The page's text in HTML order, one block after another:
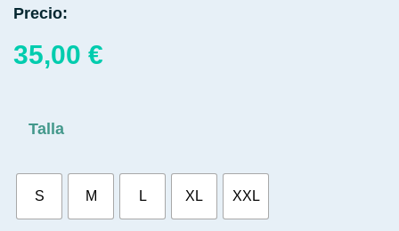
Precio:
35,00 €
Talla
S M L XL XXL